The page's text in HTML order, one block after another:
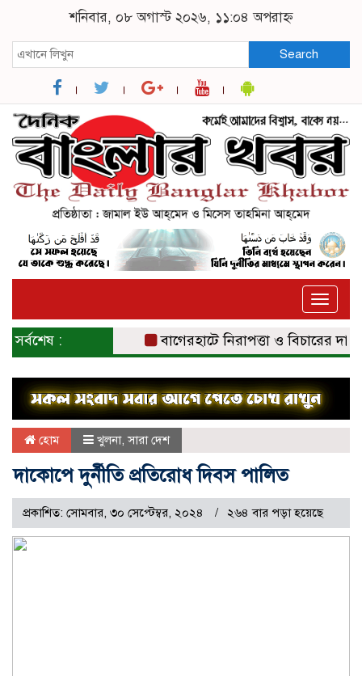
শনিবার, ০৮ অগাস্ট ২০২৬, ১১:০৪ অপরাহ্ন
Search
Toggle
সর্বশেষ : বাগেরহাটে নিরাপত্তা ও বিচারের দাবিতে
হোম খুলনা,সারা দেশ
দাকোপে দুর্নীতি প্রতিরোধ দিবস পালিত
প্রকাশিত: সোমবার, ৩০ সেপ্টেম্বর, ২০২৪ ২৬৪ বার পড়া হয়েছে